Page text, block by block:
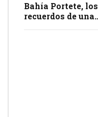
Bahía Portete, los
recuerdos de una